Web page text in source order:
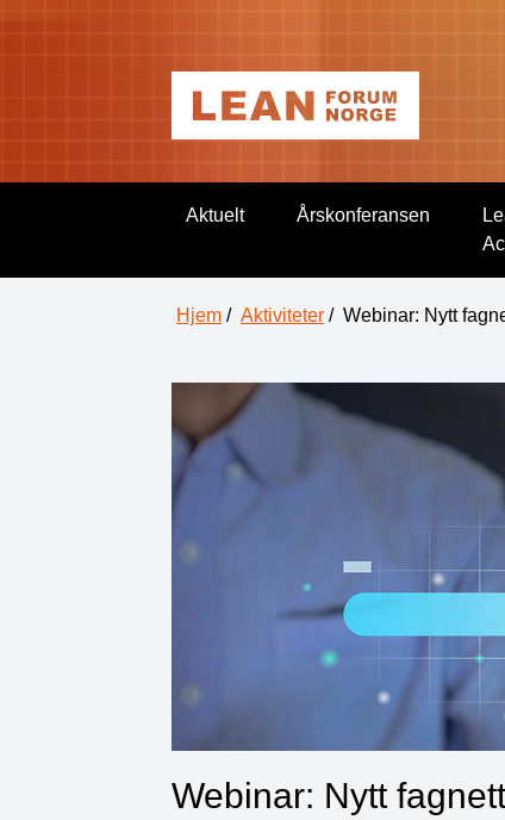
Aktuelt Årskonferansen
Hjem / Aktiviteter / Webinar: Nytt
Webinar: Nytt